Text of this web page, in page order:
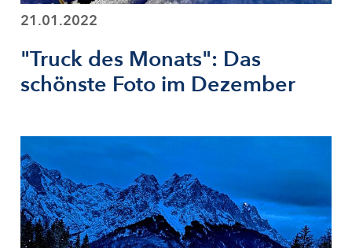
21.01.2022
"Truck des Monats": Das
schönste Foto im Dezember